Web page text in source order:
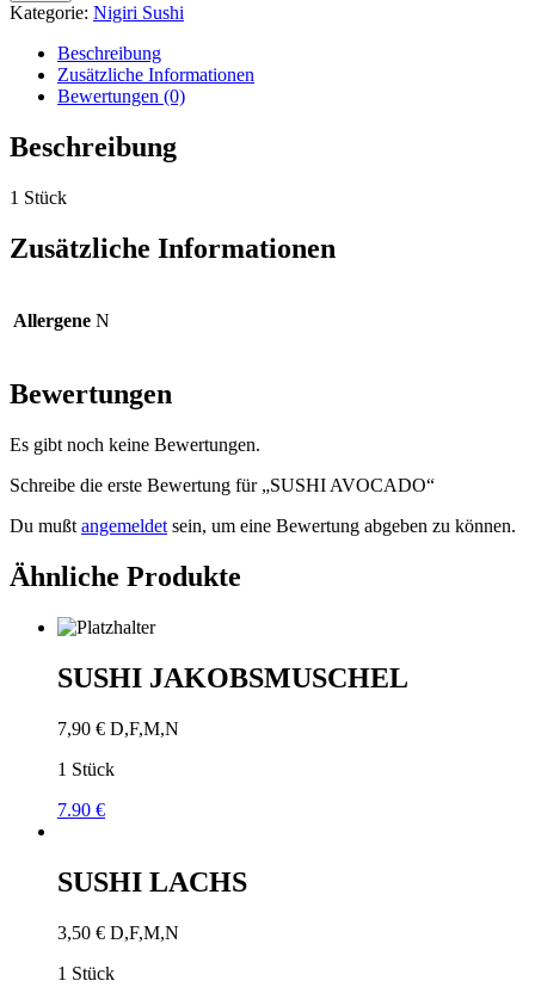
Kategorie: Nigiri Sushi
Beschreibung
Zusätzliche Informationen
Bewertungen (0)
Beschreibung
1 Stück
Zusätzliche Informationen
Allergene N
Bewertungen
Es gibt noch keine Bewertungen.
Schreibe die erste Bewertung für „SUSHI AVOCADO“
Du mußt angemeldet sein, um eine Bewertung abgeben zu können.
Ähnliche Produkte
SUSHI JAKOBSMUSCHEL
7,90 € D,F,M,N
1 Stück
7.90 €
SUSHI LACHS
3,50 € D,F,M,N
1 Stück